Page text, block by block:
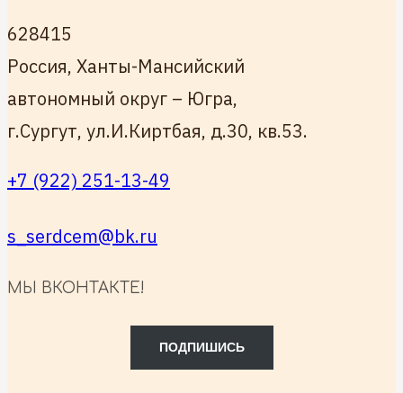
628415
Россия, Ханты-Мансийский
автономный округ – Югра,
г.Сургут, ул.И.Киртбая, д.30, кв.53.
+7 (922) 251-13-49
s_serdcem@bk.ru
МЫ ВКОНТАКТЕ!
ПОДПИШИСЬ